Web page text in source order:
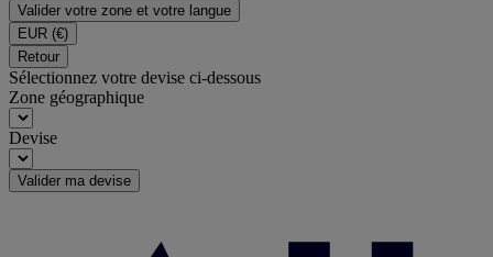
Valider votre zone et votre langue
EUR (€)
Retour
Sélectionnez votre devise ci-dessous
Zone géographique
Devise
Valider ma devise